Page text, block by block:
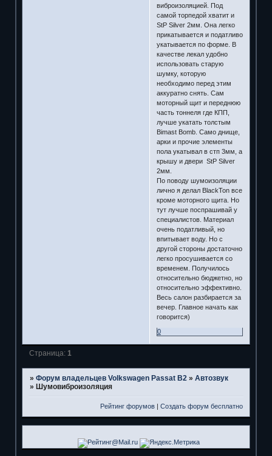
виброизоляцией. Под
самой торпедой хватит и
StP Silver 2мм. Она легко
прикатывается и податливо
укатывается по форме. В
качестве лекал удобно
использовать старую
шумку, которую
необходимо перед этим
аккуратно снять. Сам
моторный щит и переднюю
часть тоннеля где КПП,
лучше укатать толстым
Bimast Bomb. Само днище,
арки и прочие элементы
пола укатывал в стп 3мм, а
крышу и двери StP Silver
2мм.
По поводу шумоизоляции
лично я делал BlackTon все
кроме моторного щита. Но
тут лучше поспрашивай у
специалистов. Материал
очень податливый, но
впитывает воду. Но с
другой стороны достаточно
легко просушивается со
временем. Получилось
относительно бюджетно, но
относительно эффективно.
Весь салон разбирается за
вечер. Главное начать как
говорится)
0
Страница: 1
» Форум владельцев Volkswagen Passat B2 » Автозвук
» Шумовиброизоляция
Рейтинг форумов |Создать форум бесплатно